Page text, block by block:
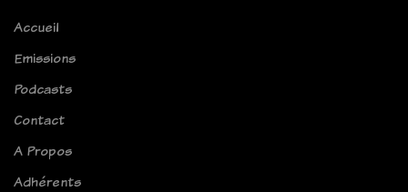
Accueil
Emissions
Podcasts
Contact
A Propos
Adhérents